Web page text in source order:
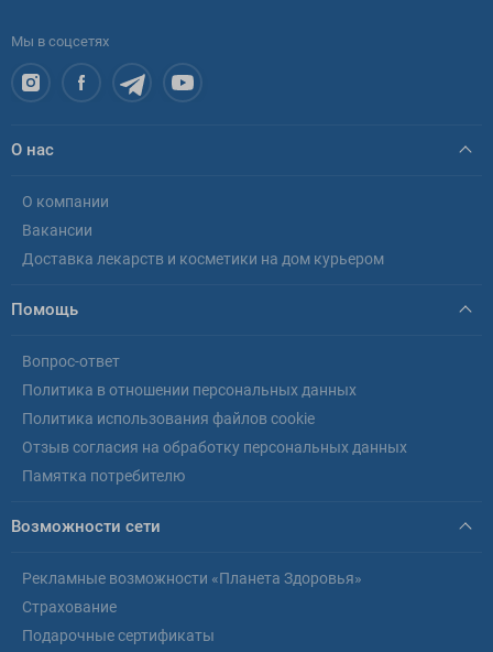
Мы в соцсетях
О нас
О компании
Вакансии
Доставка лекарств и косметики на дом курьером
Помощь
Вопрос-ответ
Политика в отношении персональных данных
Политика использования файлов cookie
Отзыв согласия на обработку персональных данных
Памятка потребителю
Возможности сети
Рекламные возможности «Планета Здоровья»
Страхование
Подарочные сертификаты